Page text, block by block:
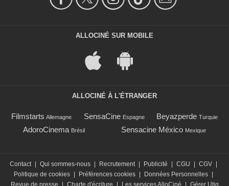
ALLOCINÉ SUR MOBILE
ALLOCINÉ À L'ÉTRANGER
Filmstarts Allemagne SensaCine Espagne Beyazperde Turquie
AdoroCinema Brésil Sensacine México Mexique
Contact Qui sommes-nous Recrutement Publicité CGU CGV
Politique de cookies
Préférences cookies Données Personnelles